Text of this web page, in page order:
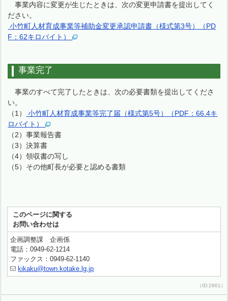
事業内容に変更が生じたときは、次の変更申請書を提出してく
ださい。
小竹町人材育成事業等補助金変更承認申請書（様式第3号）（PD
F：62キロバイト）
事業完了
事業のすべて完了したときは、次の必要書類を提出してくださ
い。
（1）
小竹町人材育成事業等完了届（様式第5号）（PDF：66.4キ
ロバイト）
（2）事業報告書
（3）決算書
（4）領収書の写し
（5）その他町長が必要と認める書類
このページに関する
お問い合わせは
企画調整課 企画係
電話：0949-62-1214
ファックス：0949-62-1140
kikaku@town.kotake.lg.jp
（ID:2861）